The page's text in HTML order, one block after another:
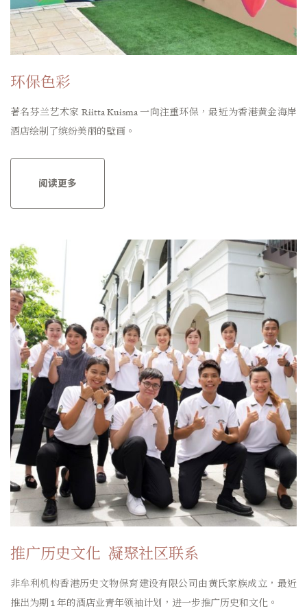
环保色彩
著名芬兰艺术家 Riitta Kuisma 一向注重环保，最近为香港黄金海岸
酒店绘制了缤纷美丽的壁画。
阅读更多
推广历史文化 凝聚社区联系
非牟利机构香港历史文物保育建设有限公司由黄氏家族成立，最近
推出为期 1 年的酒店业青年领袖计划，进一步推广历史和文化。